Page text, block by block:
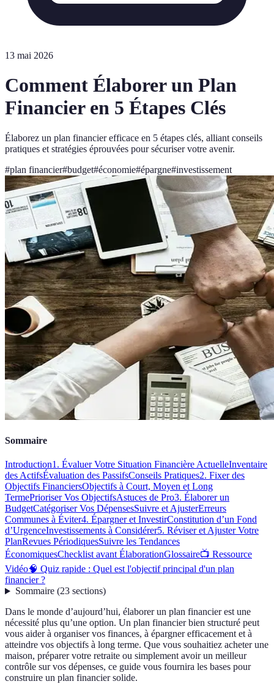
13 mai 2026
Comment Élaborer un Plan
Financier en 5 Étapes Clés
Élaborez un plan financier efficace en 5 étapes clés, alliant conseils
pratiques et stratégies éprouvées pour sécuriser votre avenir.
#plan financier#budget#économie#épargne#investissement
Sommaire
Introduction1. Évaluer Votre Situation Financière ActuelleInventaire
des ActifsÉvaluation des PassifsConseils Pratiques2. Fixer des
Objectifs FinanciersObjectifs à Court, Moyen et Long
TermePrioriser Vos ObjectifsAstuces de Pro3. Élaborer un
BudgetCatégoriser Vos DépensesSuivre et AjusterErreurs
Communes à Éviter4. Épargner et InvestirConstitution d’un Fond
d’UrgenceInvestissements à Considérer5. Réviser et Ajuster Votre
PlanRevues PériodiquesSuivre les Tendances
ÉconomiquesChecklist avant ÉlaborationGlossaire📺 Ressource
Vidéo🧠 Quiz rapide : Quel est l'objectif principal d'un plan
financier ?
Sommaire(23 sections)
Dans le monde d’aujourd’hui, élaborer un plan financier est une
nécessité plus qu’une option. Un plan financier bien structuré peut
vous aider à organiser vos finances, à épargner efficacement et à
atteindre vos objectifs à long terme. Que vous souhaitiez acheter une
maison, préparer votre retraite ou simplement avoir un meilleur
contrôle sur vos dépenses, ce guide vous fournira les bases pour
construire un plan financier solide.